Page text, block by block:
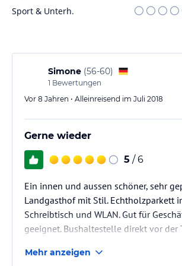
Sport & Unterh.
Simone (56-60)
1 Bewertungen
Vor 8 Jahren • Alleinreisend im Juli 2018
Gerne wieder
5 / 6
Ein innen und aussen schöner, sehr
Landgasthof mit Stil. Echtholzparkett
Schreibtisch und WLAN. Gut für
geeignet. Bushaltestelle direkt vor der
Mehr anzeigen